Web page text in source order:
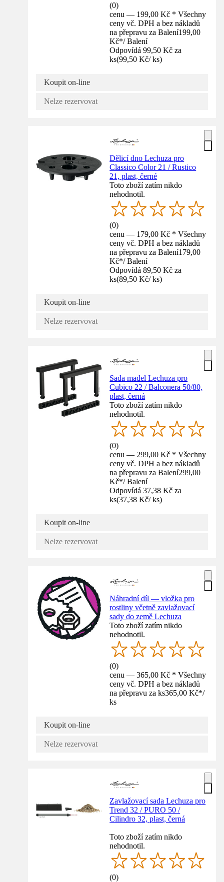
(0)
cenu — 199,00 Kč * Všechny
ceny vč. DPH a bez nákladů
na přepravu za Balení199,00
Kč*/ Balení
Odpovídá 99,50 Kč za
ks(99,50 Kč/ ks)
Koupit on-line
Nelze rezervovat
Dělicí dno Lechuza pro
Classico Color 21 / Rustico
21, plast, černé
Toto zboží zatím nikdo
nehodnotil.
(0)
cenu — 179,00 Kč * Všechny
ceny vč. DPH a bez nákladů
na přepravu za Balení179,00
Kč*/ Balení
Odpovídá 89,50 Kč za
ks(89,50 Kč/ ks)
Koupit on-line
Nelze rezervovat
Sada madel Lechuza pro
Cubico 22 / Balconera 50/80,
plast, černá
Toto zboží zatím nikdo
nehodnotil.
(0)
cenu — 299,00 Kč * Všechny
ceny vč. DPH a bez nákladů
na přepravu za Balení299,00
Kč*/ Balení
Odpovídá 37,38 Kč za
ks(37,38 Kč/ ks)
Koupit on-line
Nelze rezervovat
Náhradní díl — vložka pro
rostliny včetně zavlažovací
sady do země Lechuza
Toto zboží zatím nikdo
nehodnotil.
(0)
cenu — 365,00 Kč * Všechny
ceny vč. DPH a bez nákladů
na přepravu za ks365,00 Kč*/
ks
Koupit on-line
Nelze rezervovat
Zavlažovací sada Lechuza pro
Trend 32 / PURO 50 /
Cilindro 32, plast, černá
Toto zboží zatím nikdo
nehodnotil.
(0)